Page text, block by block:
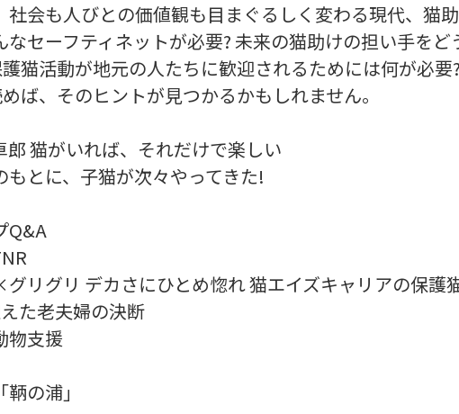
社会も人びとの価値観も目まぐるしく変わる現代、猫
なセーフティネットが必要? 未来の猫助けの担い手を
猫活動が地元の人たちに歓迎されるためには何が必
ば、そのヒントが見つかるかもしれません。
郎 猫がいれば、それだけで楽しい
もとに、子猫が次々やってきた!
Q&A
リグリ デカさにひとめ惚れ 猫エイズキャリアの保護
た老夫婦の決断
物支援
の浦」